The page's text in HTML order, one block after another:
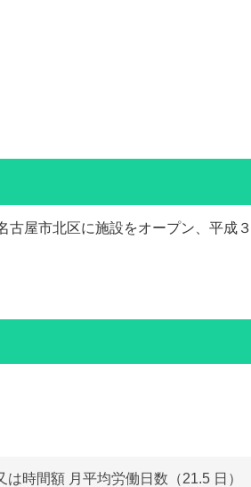
屋市北区に施設をオープン、平成
時間額 月平均労働日数（21.5 日）